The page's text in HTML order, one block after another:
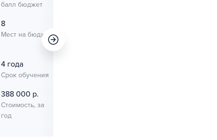
балл бюджет
8
Мест на бюджет
4 года
Срок обучения
388 000 р.
Стоимость, за
год